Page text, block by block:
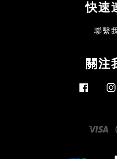
快速
聯繫
關注